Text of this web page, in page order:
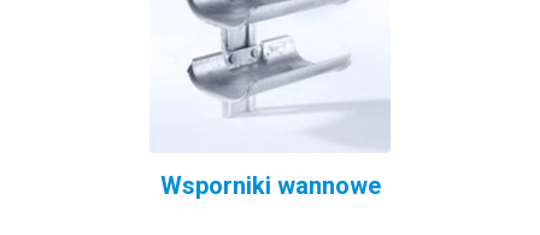
Wsporniki wannowe